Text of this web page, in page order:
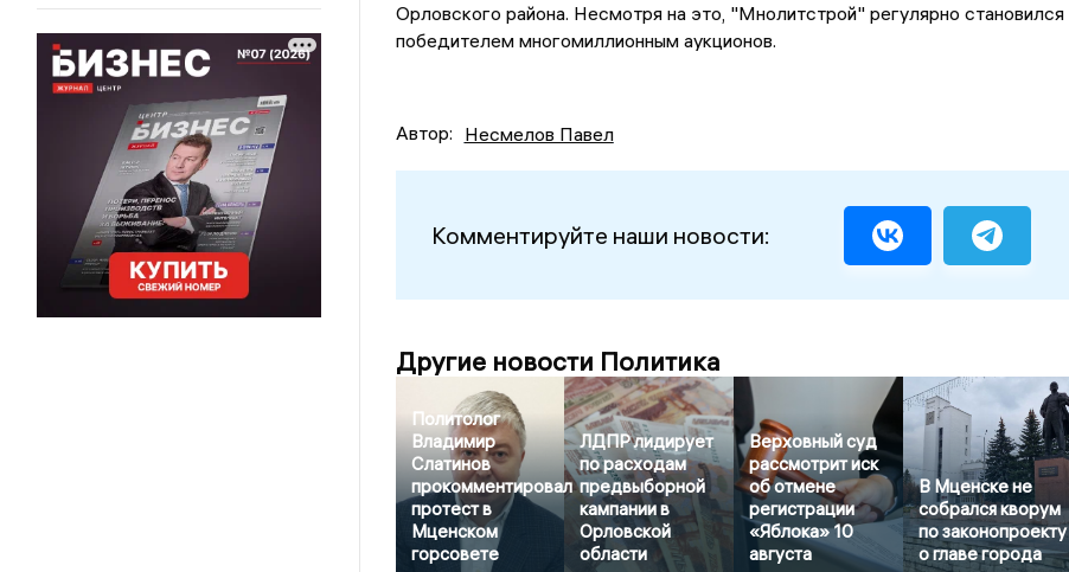
Орловского района. Несмотря на это, "Мнолитстрой" регулярно становился
победителем многомиллионным аукционов.
Автор: Несмелов Павел
Комментируйте наши новости:
Другие новости Политика
Политолог
Владимир
Слатинов
прокомментировал
протест в
Мценском
горсовете
ЛДПР лидирует
по расходам
предвыборной
кампании в
Орловской
области
Верховный суд
рассмотрит иск
об отмене
регистрации
«Яблока» 10
августа
В Мценске не
собрался кворум
по законопроекту
о главе города